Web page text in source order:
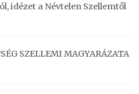
idézet a Névtelen Szellemtől
SZELLEMI MAGYARÁZATA